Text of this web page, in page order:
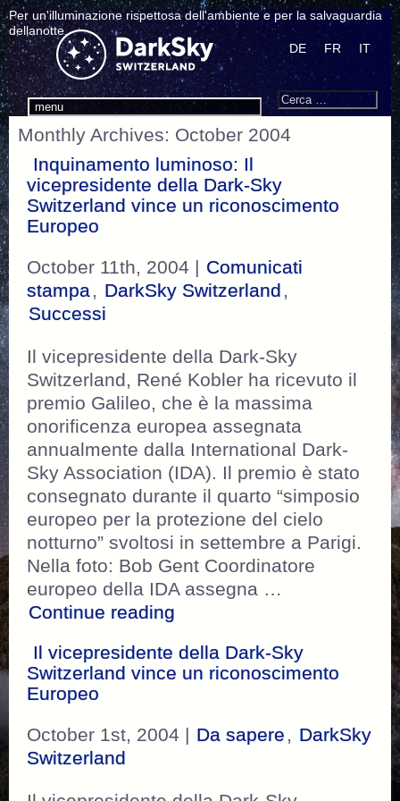
Per un'illuminazione rispettosa dell'ambiente e per la salvaguardia
dellanotte.
menu
DE FR IT
Search
Cerca:
Monthly Archives: October 2004
Inquinamento luminoso: Il
vicepresidente della Dark-Sky
Switzerland vince un riconoscimento
Europeo
October 11th, 2004 | Comunicati
stampa, DarkSky Switzerland ,
Successi
Il vicepresidente della Dark-Sky
Switzerland, René Kobler ha ricevuto il
premio Galileo, che è la massima
onorificenza europea assegnata
annualmente dalla International Dark-
Sky Association (IDA). Il premio è stato
consegnato durante il quarto “simposio
europeo per la protezione del cielo
notturno” svoltosi in settembre a Parigi.
Nella foto: Bob Gent Coordinatore
europeo della IDA assegna …
Continue reading “Inquinamento
Il vicepresidente della Dark-Sky
Switzerland vince un riconoscimento
Europeo
October 1st, 2004 | Da sapere , DarkSky
Switzerland